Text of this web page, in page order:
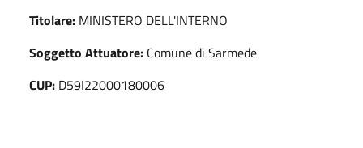
Titolare: MINISTERO DELL'INTERNO
Soggetto Attuatore: Comune di Sarmede
CUP: D59I22000180006